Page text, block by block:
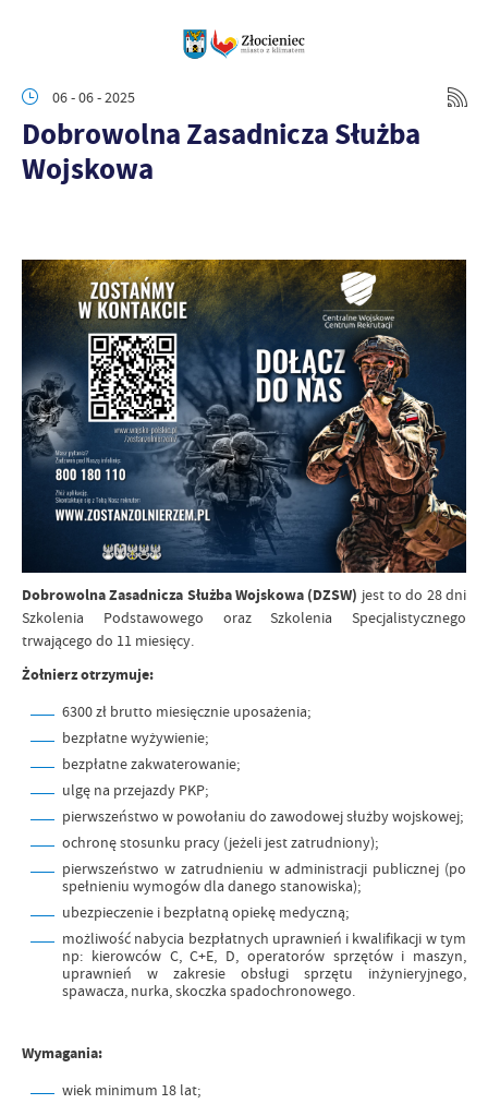
06 - 06 - 2025
Dobrowolna Zasadnicza Służba
Wojskowa
Dobrowolna Zasadnicza Służba Wojskowa (DZSW) jest to do 28 dni
Szkolenia Podstawowego oraz Szkolenia Specjalistycznego
trwającego do 11 miesięcy.
Żołnierz otrzymuje:
6300 zł brutto miesięcznie uposażenia;
bezpłatne wyżywienie;
bezpłatne zakwaterowanie;
ulgę na przejazdy PKP;
pierwszeństwo w powołaniu do zawodowej służby wojskowej;
ochronę stosunku pracy (jeżeli jest zatrudniony);
pierwszeństwo w zatrudnieniu w administracji publicznej (po
spełnieniu wymogów dla danego stanowiska);
ubezpieczenie i bezpłatną opiekę medyczną;
możliwość nabycia bezpłatnych uprawnień i kwalifikacji w tym
np: kierowców C, C+E, D, operatorów sprzętów i maszyn,
uprawnień w zakresie obsługi sprzętu inżynieryjnego,
spawacza, nurka, skoczka spadochronowego.
Wymagania:
wiek minimum 18 lat;